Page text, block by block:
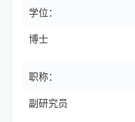
学位：
博士
职称：
副研究员